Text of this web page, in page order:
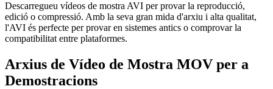
Descarregueu vídeos de mostra AVI per provar la reproducció,
edició o compressió. Amb la seva gran mida d'arxiu i alta qualitat,
l'AVI és perfecte per provar en sistemes antics o comprovar la
compatibilitat entre plataformes.
Arxius de Vídeo de Mostra MOV per a
Demostracions